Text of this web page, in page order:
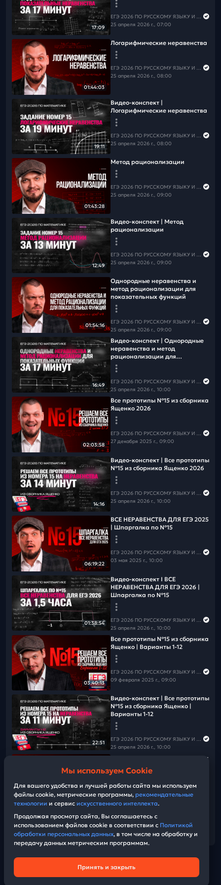
Канал в MAX
⚠️Чтобы не пропустить вебинары и полезную информацию
по русскому языку,подпишись на рассылку
17:09
25 апреля 2026 г., 07:00
01:44:03
Логарифмические неравенства
ЕГЭ 2026 ПО РУССКОМУ ЯЗЫКУ И МАТЕМАТИКЕ
25 апреля 2026 г., 08:00
19:11
Видео-конспект |
Логарифмические неравенства
25 апреля 2026 г., 08:00
01:43:28
Метод рационализации
ЕГЭ 2026 ПО РУССКОМУ ЯЗЫКУ И МАТЕМАТИКЕ
25 апреля 2026 г., 09:00
12:49
Видео-конспект | Метод
рационализации
25 апреля 2026 г., 09:00
01:54:16
Однородные неравенства и
метод рационализации для
показательных функций
ЕГЭ 2026 ПО РУССКОМУ ЯЗЫКУ И МАТЕМАТИКЕ
25 апреля 2026 г., 09:00
16:49
Видео-конспект | Однородные
неравенства и метод
рационализации для
показательных функций
ЕГЭ 2026 ПО РУССКОМУ ЯЗЫКУ И МАТЕМАТИКЕ
25 апреля 2026 г., 10:00
02:03:58
Все прототипы №15 из сборника
Ященко 2026
ЕГЭ 2026 ПО РУССКОМУ ЯЗЫКУ И МАТЕМАТИКЕ
27 декабря 2025 г., 09:00
14:16
Видео-конспект | Все прототипы
№15 из сборника Ященко 2026
25 апреля 2026 г., 10:00
06:19:22
ВСЕ НЕРАВЕНСТВА ДЛЯ ЕГЭ 2025
| Шпаргалка по №15
ЕГЭ 2026 ПО РУССКОМУ ЯЗЫКУ И МАТЕМАТИКЕ
03 мая 2025 г., 10:00
01:38:54
Видео-конспект I ВСЕ
НЕРАВЕНСТВА ДЛЯ ЕГЭ 2026 |
Шпаргалка по №15
25 апреля 2026 г., 10:00
03:40:13
Все прототипы №15 из сборника
Ященко | Варианты 1-12
09 февраля 2025 г., 09:00
22:51
Видео-конспект | Все прототипы
№15 из сборника Ященко |
Варианты 1-12
ЕГЭ 2026 ПО РУССКОМУ ЯЗЫКУ И МАТЕМАТИКЕ
25 апреля 2026 г., 10:00
03:42:14
Все прототипы №15 из сборника
Ященко | Варианты 13-24
23 февраля 2025 г., 09:00
Показать еще
© Bobr.video
2026| Build:
Техническая поддержка
Политика конфиденциальности
Мы используем Cookie
Для вашего удобства и лучшей работы сайта мы используем
файлы cookie, метрические программы, рекомендательные
технологии и сервис искусственного интеллекта.
Продолжая просмотр сайта, Вы соглашаетесь с
использованием файлов cookie в соответствии с Политикой
обработки персональных данных, в том числе на обработку и
передачу данных метрическим программам.
Принять и закрыть